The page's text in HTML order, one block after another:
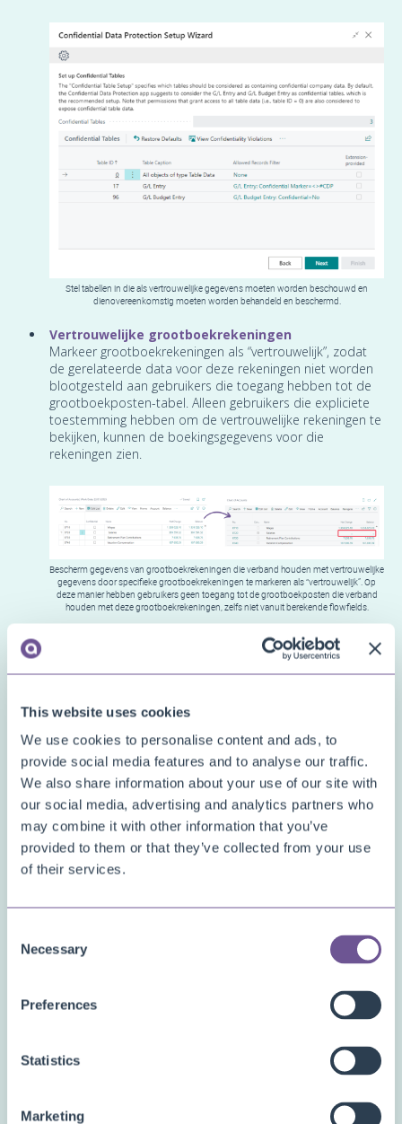
This website uses cookies
We use cookies to personalise content and ads, to
provide social media features and to analyse our traffic.
We also share information about your use of our site with
our social media, advertising and analytics partners who
may combine it with other information that you’ve
provided to them or that they’ve collected from your use
of their services.
Selection
Necessary
Preferences
Statistics
Marketing
Stel tabellen in die als vertrouwelijke gegevens moeten worden beschouwd en
dienovereenkomstig moeten worden behandeld en beschermd.
Vertrouwelijke grootboekrekeningen
Markeer grootboekrekeningen als “vertrouwelijk”, zodat
de gerelateerde data voor deze rekeningen niet worden
blootgesteld aan gebruikers die toegang hebben tot de
grootboekposten-tabel. Alleen gebruikers die expliciete
toestemming hebben om de vertrouwelijke rekeningen te
bekijken, kunnen de boekingsgegevens voor die
rekeningen zien.
Bescherm gegevens van grootboekrekeningen die verband houden met vertrouwelijke
gegevens door specifieke grootboekrekeningen te markeren als “vertrouwelijk”. Op
deze manier hebben gebruikers geen toegang tot de grootboekposten die verband
houden met deze grootboekrekeningen, zelfs niet vanuit berekende flowfields.
Bescherm uw Business Central-omgeving(en) tegen
vertrouwelijkheidschendende
Machtigingensets die toegang tot vertrouwelijke
Oplossing van vertrouwelijkheidsschendingen